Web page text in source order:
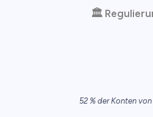
🏛️
52 % der Konten